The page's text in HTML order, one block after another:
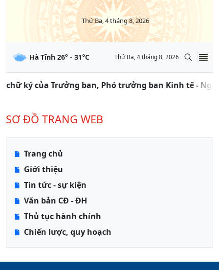
Thứ Ba, 4 tháng 8, 2026
Hà Tĩnh 26° - 31°C Thứ Ba, 4 tháng 8, 2026
chữ ký của Trưởng ban, Phó trưởng ban Kinh tế -
SƠ ĐỒ TRANG WEB
Trang chủ
Giới thiệu
Tin tức - sự kiện
Văn bản CĐ - ĐH
Thủ tục hành chính
Chiến lược, quy hoạch